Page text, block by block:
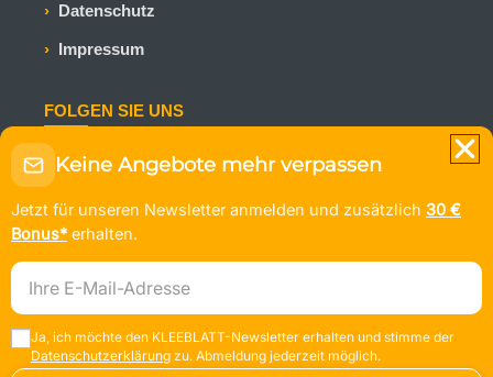
Datenschutz
Impressum
FOLGEN SIE UNS
Bleiben Sie auf dem Laufenden mit den neuesten
Kreuzfahrtangeboten und Reiseinspirationen.
© KLEEBLATT Kreuzfahrten
Nach oben↑
Keine Angebote mehr verpassen
Jetzt für unseren Newsletter anmelden und zusätzlich 30 €
Bonus* erhalten.
E-Mail-Adresse
Ja, ich möchte den KLEEBLATT-Newsletter erhalten und stimme der
Datenschutzerklärung zu. Abmeldung jederzeit möglich.